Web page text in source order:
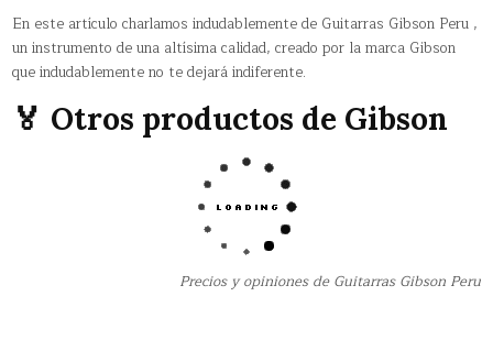
En este artículo charlamos indudablemente de Guitarras Gibson Peru ,
un instrumento de una altísima calidad, creado por la marca Gibson
que indudablemente no te dejará indiferente.
🏅 Otros productos de Gibson
Precios y opiniones de Guitarras Gibson Peru